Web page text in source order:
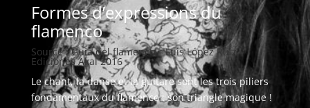
Formes d’expressions du
flamenco
Source : Guía del flamenco – Luis López Ruiz –
Ediciones Akal 2016
Le chant, la danse et la guitare sont les trois piliers
fondamentaux du flamenco : son triangle magique !